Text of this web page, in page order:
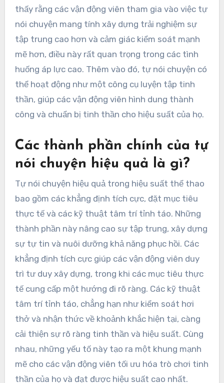
thấy rằng các vận động viên tham gia vào việc tự
nói chuyện mang tính xây dựng trải nghiệm sự
tập trung cao hơn và cảm giác kiểm soát mạnh
mẽ hơn, điều này rất quan trọng trong các tình
huống áp lực cao. Thêm vào đó, tự nói chuyện có
thể hoạt động như một công cụ luyện tập tinh
thần, giúp các vận động viên hình dung thành
công và chuẩn bị tinh thần cho hiệu suất của họ.
Các thành phần chính của tự
nói chuyện hiệu quả là gì?
Tự nói chuyện hiệu quả trong hiệu suất thể thao
bao gồm các khẳng định tích cực, đặt mục tiêu
thực tế và các kỹ thuật tâm trí tỉnh táo. Những
thành phần này nâng cao sự tập trung, xây dựng
sự tự tin và nuôi dưỡng khả năng phục hồi. Các
khẳng định tích cực giúp các vận động viên duy
trì tư duy xây dựng, trong khi các mục tiêu thực
tế cung cấp một hướng đi rõ ràng. Các kỹ thuật
tâm trí tỉnh táo, chẳng hạn như kiểm soát hơi
thở và nhận thức về khoảnh khắc hiện tại, càng
cải thiện sự rõ ràng tinh thần và hiệu suất. Cùng
nhau, những yếu tố này tạo ra một khung mạnh
mẽ cho các vận động viên tối ưu hóa trò chơi tinh
thần của họ và đạt được hiệu suất cao nhất.